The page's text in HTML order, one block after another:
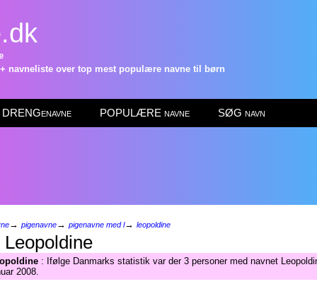
navneliste over top mest populære navne til børn
DRENGenavne POPULÆRE navne SØG navn
→ pigenavne→ pigenavne med l→ leopoldine
Leopoldine
: Ifølge Danmarks statistik var der 3 personer med navnet
2008.